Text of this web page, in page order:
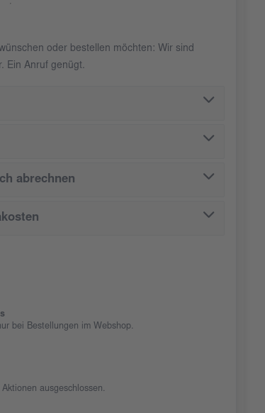
oder bestellen möchten: Wir sind
Ein Anruf genügt.
abrechnen
bei Bestellungen im Webshop.
ausgeschlossen.